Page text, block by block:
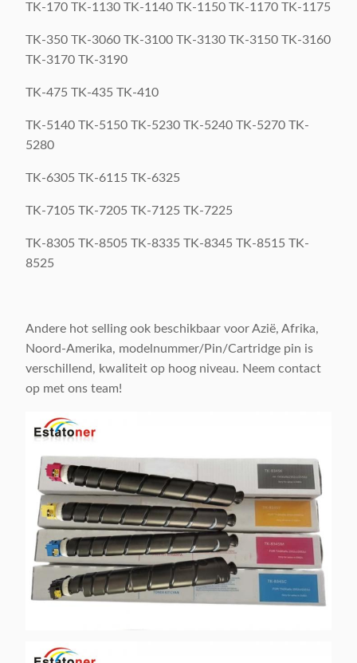
TK-170 TK-1130 TK-1140 TK-1150 TK-1170 TK-1175
TK-350 TK-3060 TK-3100 TK-3130 TK-3150 TK-3160
TK-3170 TK-3190
TK-475 TK-435 TK-410
TK-5140 TK-5150 TK-5230 TK-5240 TK-5270 TK-
5280
TK-6305 TK-6115 TK-6325
TK-7105 TK-7205 TK-7125 TK-7225
TK-8305 TK-8505 TK-8335 TK-8345 TK-8515 TK-
8525
Andere hot selling ook beschikbaar voor Azië, Afrika,
Noord-Amerika, modelnummer/Pin/Cartridge pin is
verschillend, kwaliteit op hoog niveau. Neem contact
op met ons team!